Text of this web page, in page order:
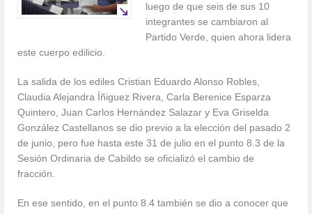
luego de que seis de sus 10
integrantes se cambiaron al
Partido Verde, quien ahora lidera
este cuerpo edilicio.
La salida de los ediles Cristian Eduardo Alonso Robles,
Claudia Alejandra Íñiguez Rivera, Carla Berenice Esparza
Quintero, Juan Carlos Hernández Salazar y Eva Griselda
González Castellanos se dio previo a la elección del pasado 2
de junio, pero fue hasta este 31 de julio en el punto 8.3 de la
Sesión Ordinaria de Cabildo se oficializó el cambio de
fracción.
En ese sentido, en el punto 8.4 también se dio a conocer que